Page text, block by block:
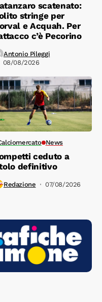
scatenato:
stringe per
e Acquah. Per
c’è Pecorino
Antonio Pileggi
08/08/2026
News
ceduto a
definitivo
Redazione 07/08/2026